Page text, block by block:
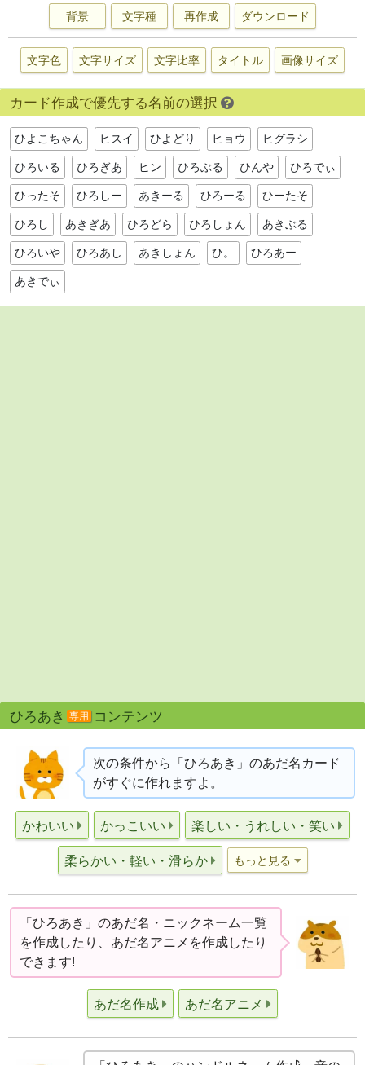
背景 文字種 再作成 ダウンロード
文字色 文字サイズ 文字比率 タイトル 画像サイズ
カード作成で優先する名前の選択
ひよこちゃん ヒスイ ひよどり ヒョウ ヒグラシ
ひろいる ひろぎあ ヒン ひろぶる ひんや ひろでぃ
ひったそ ひろしー あきーる ひろーる ひーたそ
ひろし あきぎあ ひろどら ひろしょん あきぶる
ひろいや ひろあし あきしょん ひ。 ひろあー
あきでぃ
ひろあき 専用 コンテンツ
次の条件から「ひろあき」のあだ名カード
がすぐに作れますよ。
かわいい かっこいい 楽しい・うれしい・笑い
柔らかい・軽い・滑らか もっと見る
「ひろあき」のあだ名・ニックネーム一覧
を作成したり、あだ名アニメを作成したり
できます!
あだ名作成 あだ名アニメ